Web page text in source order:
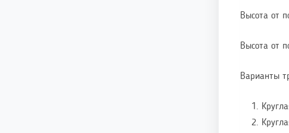
Высота от
Высота от
Варианты